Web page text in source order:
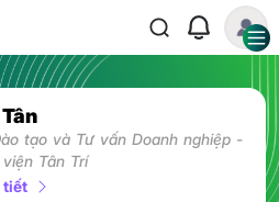
tạo và Tư vấn Doanh nghiệp -
Tân Trí
tiết